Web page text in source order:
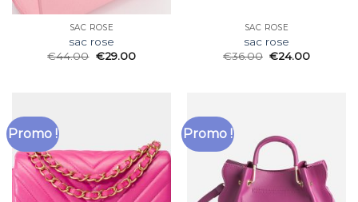
SAC ROSE
sac rose
€44.00 €29.00
SAC ROSE
sac rose
€36.00 €24.00
Promo ! Promo !